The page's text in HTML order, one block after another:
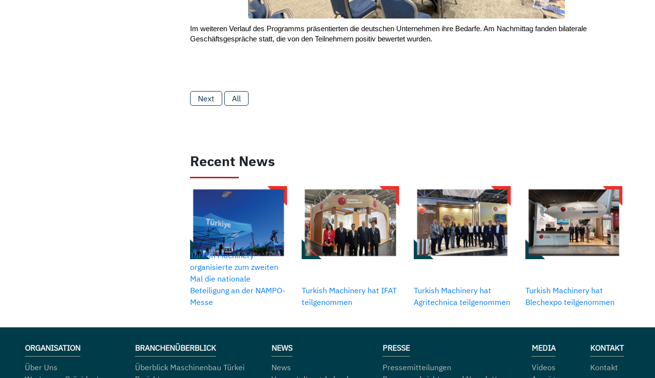
Im weiteren Verlauf des Programms präsentierten die deutschen Unternehmen ihre Bedarfe. Am Nachmittag fanden bilaterale
Geschäftsgespräche statt, die von den Teilnehmern positiv bewertet wurden.
Next All
Recent News
Turkish Machinery
organisierte zum zweiten
Mal die nationale
Beteiligung an der NAMPO-
Messe
Turkish Machinery hat IFAT
teilgenommen
Turkish Machinery hat
Agritechnica teilgenommen
Turkish Machinery hat
Blechexpo teilgenommen
ORGANISATION
Über Uns
BRANCHENÜBERBLICK
Überblick Maschinenbau Türkei
NEWS
News
PRESSE
Pressemitteilungen
MEDIA
Videos
KONTAKT
Kontakt